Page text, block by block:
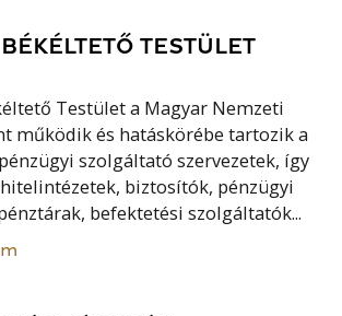
TESTÜLET
Testület a Magyar Nemzeti
működik és hatáskörébe tartozik a
szolgáltató szervezetek, így
biztosítók, pénzügyi
befektetési szolgáltatók...